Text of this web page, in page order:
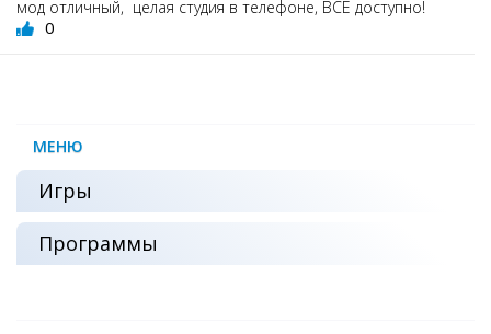
мод отличный, целая студия в телефоне, ВСЕ доступно!
0
МЕНЮ
Игры
Программы